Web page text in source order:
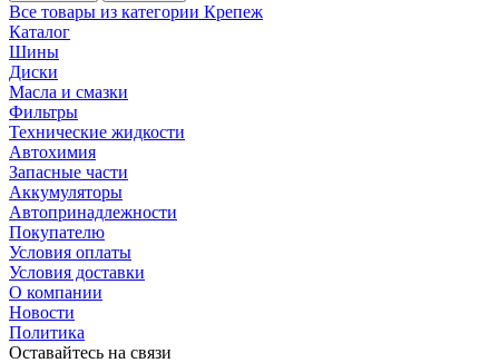
Все товары из категории Крепеж
Каталог
Шины
Диски
Масла и смазки
Фильтры
Технические жидкости
Автохимия
Запасные части
Аккумуляторы
Автопринадлежности
Покупателю
Условия оплаты
Условия доставки
О компании
Новости
Политика
Оставайтесь на связи